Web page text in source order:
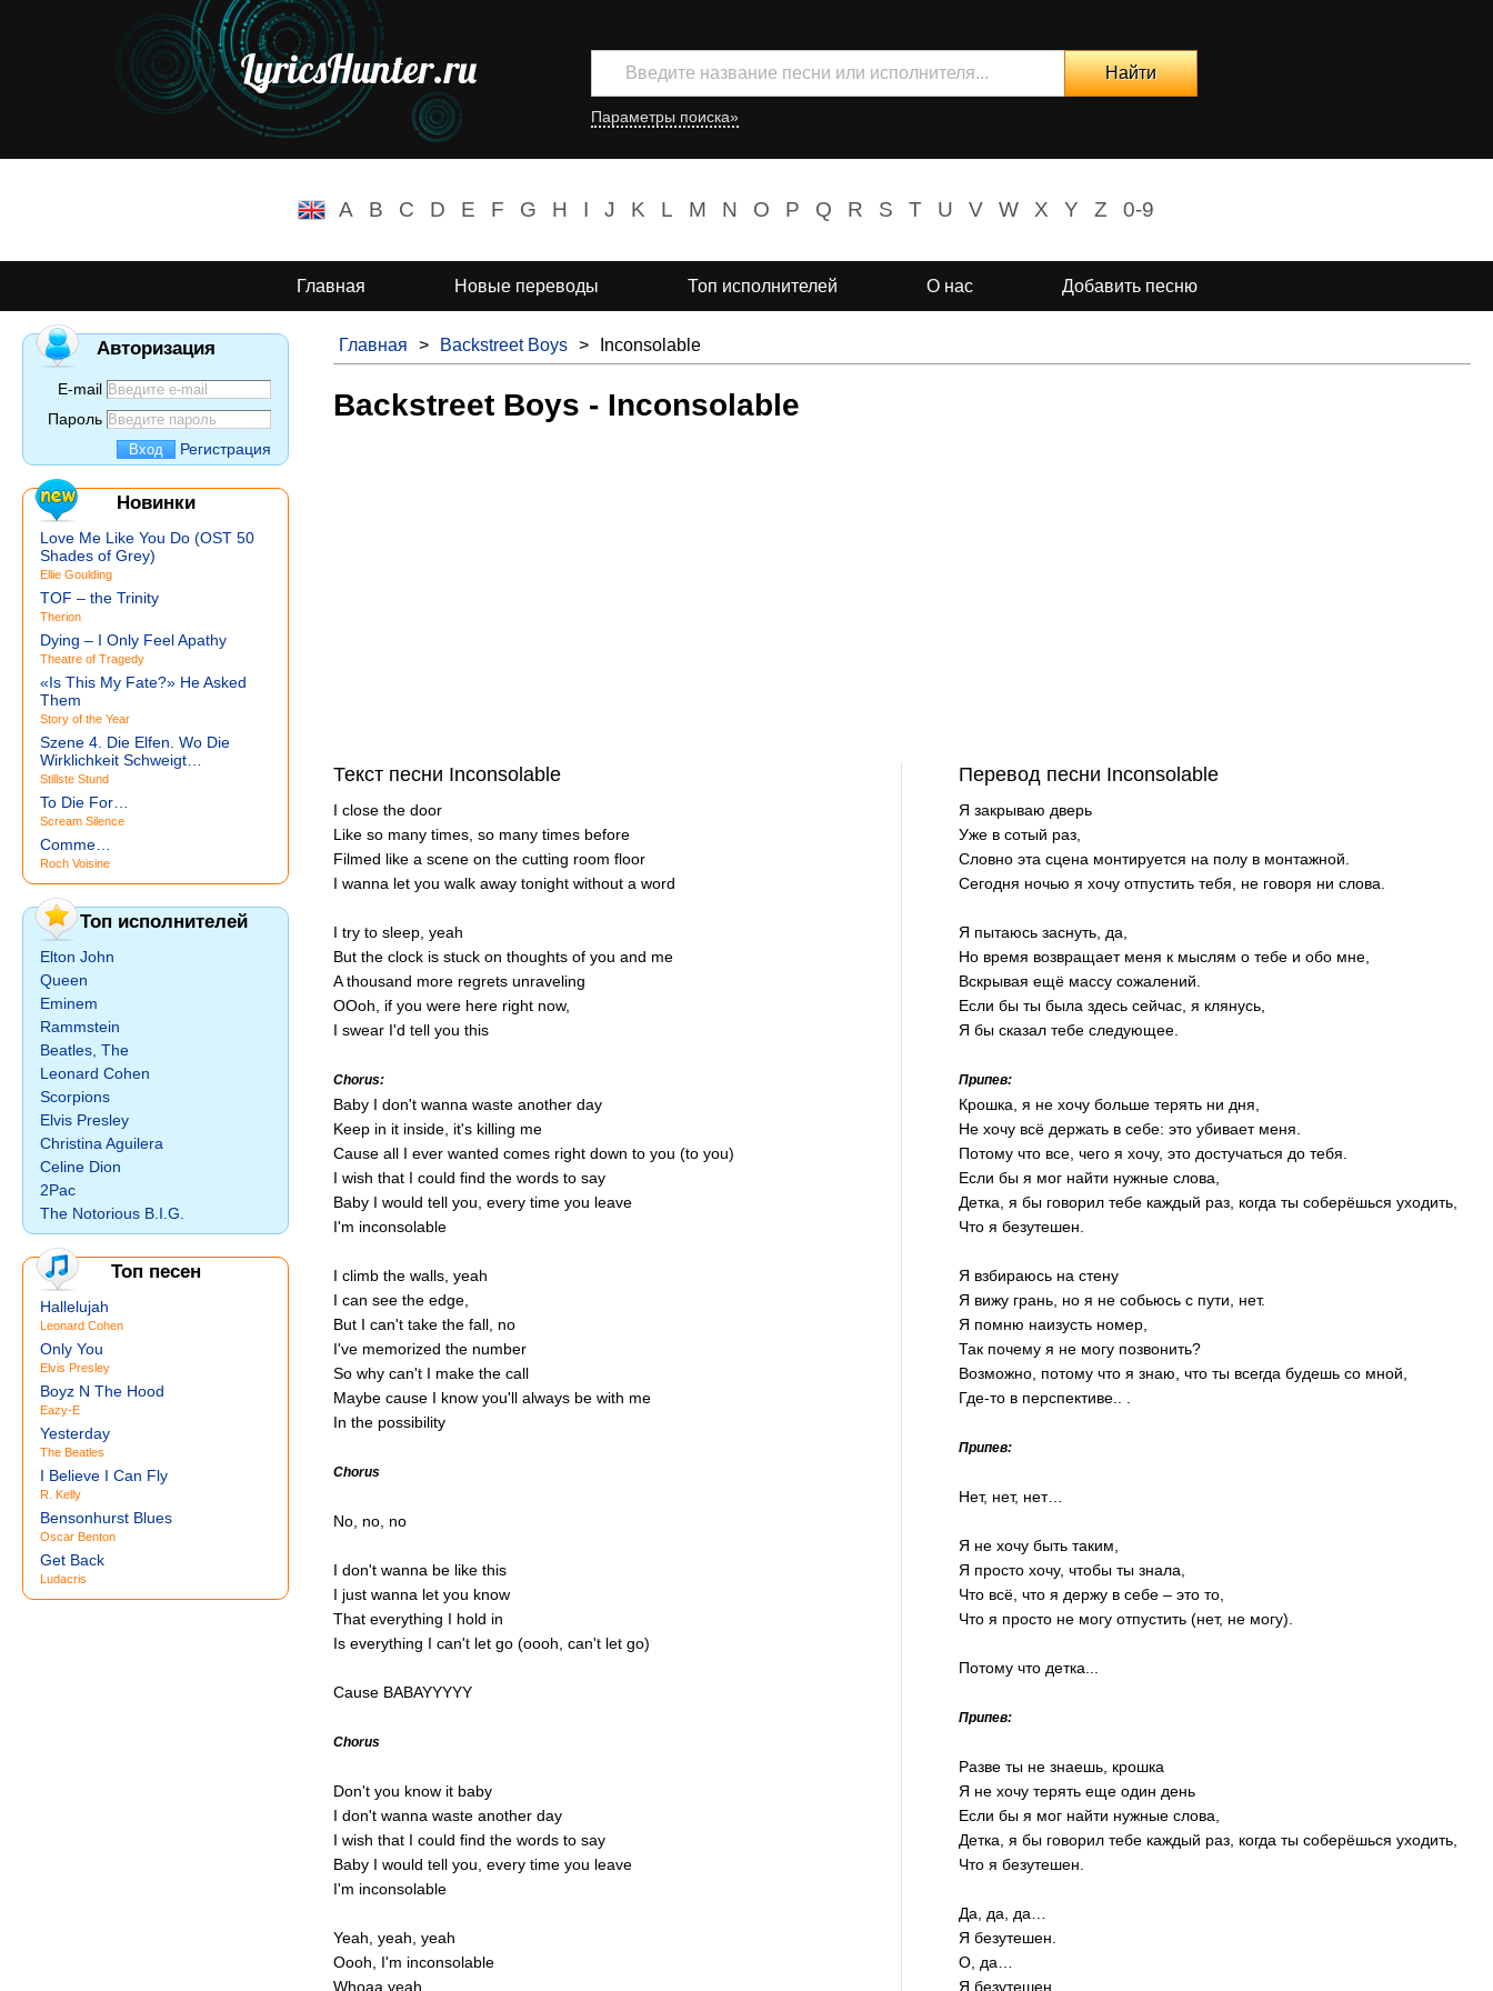
LyricsHunter.ru
Параметры поиска»
A B C D E F G H I J K L M N O P Q R S T U V W X Y Z 0-9
Главная Новые переводы Топ исполнителей О нас Добавить песню
Главная > Backstreet Boys > Inconsolable
Backstreet Boys - Inconsolable
Текст песни Inconsolable
I close the door
Like so many times, so many times before
Filmed like a scene on the cutting room floor
I wanna let you walk away tonight without a word
I try to sleep, yeah
But the clock is stuck on thoughts of you and me
A thousand more regrets unraveling
OOoh, if you were here right now,
I swear I'd tell you this
Chorus:
Baby I don't wanna waste another day
Keep in it inside, it's killing me
Cause all I ever wanted comes right down to you (to you)
I wish that I could find the words to say
Baby I would tell you, every time you leave
I'm inconsolable
I climb the walls, yeah
I can see the edge,
But I can't take the fall, no
I've memorized the number
So why can't I make the call
Maybe cause I know you'll always be with me
In the possibility
Chorus
No, no, no
I don't wanna be like this
I just wanna let you know
That everything I hold in
Is everything I can't let go (oooh, can't let go)
Cause BABAYYYYY
Chorus
Don't you know it baby
I don't wanna waste another day
I wish that I could find the words to say
Baby I would tell you, every time you leave
I'm inconsolable
Yeah, yeah, yeah
Oooh, I'm inconsolable
Whoaa yeah
Перевод песни Inconsolable
Я закрываю дверь
Уже в сотый раз,
Словно эта сцена монтируется на полу в монтажной.
Сегодня ночью я хочу отпустить тебя, не говоря ни слова.
Я пытаюсь заснуть, да,
Но время возвращает меня к мыслям о тебе и обо мне,
Вскрывая ещё массу сожалений.
Если бы ты была здесь сейчас, я клянусь,
Я бы сказал тебе следующее.
Припев:
Крошка, я не хочу больше терять ни дня,
Не хочу всё держать в себе: это убивает меня.
Потому что все, чего я хочу, это достучаться до тебя.
Если бы я мог найти нужные слова,
Детка, я бы говорил тебе каждый раз, когда ты соберёшься уходить,
Что я безутешен.
Я взбираюсь на стену
Я вижу грань, но я не собьюсь с пути, нет.
Я помню наизусть номер,
Так почему я не могу позвонить?
Возможно, потому что я знаю, что ты всегда будешь со мной,
Где-то в перспективе.. .
Припев:
Нет, нет, нет…
Я не хочу быть таким,
Я просто хочу, чтобы ты знала,
Что всё, что я держу в себе – это то,
Что я просто не могу отпустить (нет, не могу).
Потому что детка...
Припев:
Разве ты не знаешь, крошка
Я не хочу терять еще один день
Если бы я мог найти нужные слова,
Детка, я бы говорил тебе каждый раз, когда ты соберёшься уходить,
Что я безутешен.
Да, да, да…
Я безутешен.
О, да…
Я безутешен…
Авторизация
E-mail
Пароль
Регистрация
Новинки
Love Me Like You Do (OST 50
Shades of Grey)
Ellie Goulding
TOF – the Trinity
Therion
Dying – I Only Feel Apathy
Theatre of Tragedy
«Is This My Fate?» He Asked
Them
Story of the Year
Szene 4. Die Elfen. Wo Die
Wirklichkeit Schweigt…
Stillste Stund
To Die For…
Scream Silence
Comme…
Roch Voisine
Топ исполнителей
Elton John
Queen
Eminem
Rammstein
Beatles, The
Leonard Cohen
Scorpions
Elvis Presley
Christina Aguilera
Celine Dion
2Pac
The Notorious B.I.G.
Топ песен
Hallelujah
Leonard Cohen
Only You
Elvis Presley
Boyz N The Hood
Eazy-E
Yesterday
The Beatles
I Believe I Can Fly
R. Kelly
Bensonhurst Blues
Oscar Benton
Get Back
Ludacris